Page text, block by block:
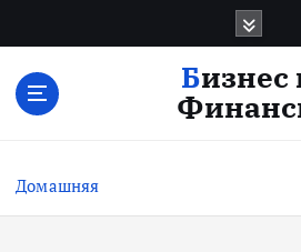
с
Бизнес и
Домашняя